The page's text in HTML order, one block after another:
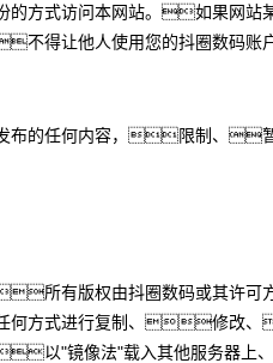
式访问本网站。如果网站
得让他人使用您的抖圈数码
布的任何内容，限制、
所有版权由抖圈数码或其许
以任何方式进行复制、
以"镜像法"载入其他服务器